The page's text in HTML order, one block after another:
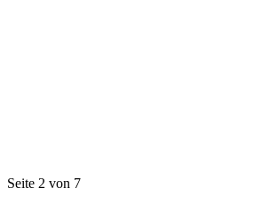
Seite 2 von 7